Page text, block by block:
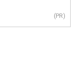
(PR)